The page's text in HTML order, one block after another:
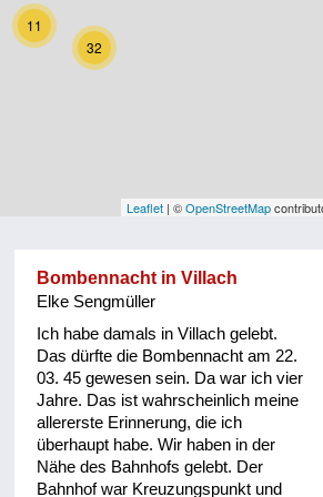
32
11
Leaflet | ©OpenStreetMap
Bombennacht in Villach
Elke Sengmüller
Ich habe damals in Villach gelebt.
Das dürfte die Bombennacht am 22.
03. 45 gewesen sein. Da war ich vier
Jahre. Das ist wahrscheinlich meine
allererste Erinnerung, die ich
überhaupt habe. Wir haben in der
Nähe des Bahnhofs gelebt. Der
Bahnhof war Kreuzungspunkt und